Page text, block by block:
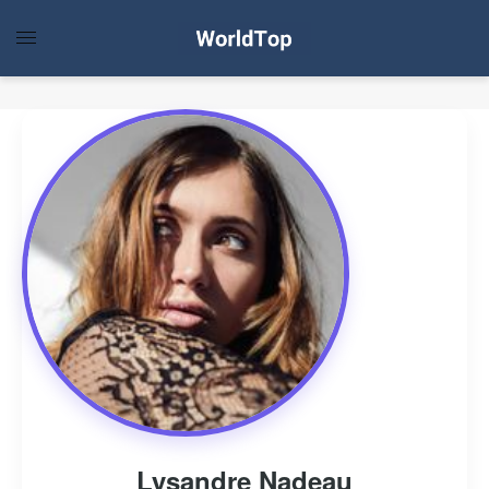
Lysandre Nadeau